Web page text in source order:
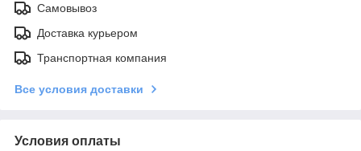
Самовывоз
Доставка курьером
Транспортная компания
Все условия доставки
Условия оплаты